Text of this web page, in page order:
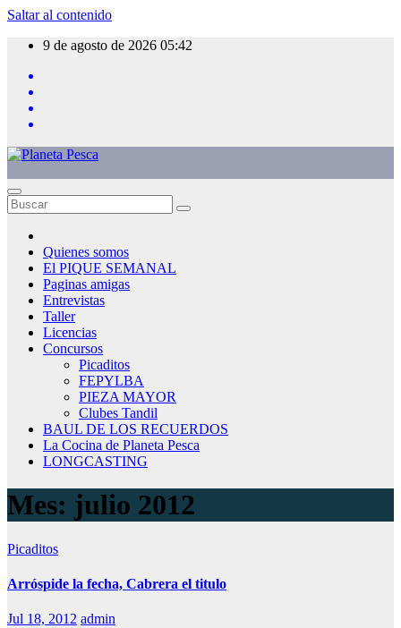
Saltar al contenido
9 de agosto de 2026 05:42
Quienes somos
El PIQUE SEMANAL
Paginas amigas
Entrevistas
Taller
Licencias
Concursos
Picaditos
FEPYLBA
PIEZA MAYOR
Clubes Tandil
BAUL DE LOS RECUERDOS
La Cocina de Planeta Pesca
LONGCASTING
Mes: julio 2012
Picaditos
Arróspide la fecha, Cabrera el titulo
Jul 18, 2012 admin